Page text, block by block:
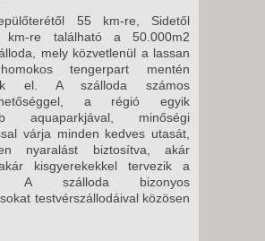
55 km-re, Sidetől
re található a 50.000m2
mely közvetlenül a lassan
tengerpart mentén
el. A szálloda számos
a régió egyik
aquaparkjával, minőségi
várja minden kedves utasát,
nyaralást biztosítva, akár
kisgyerekekkel tervezik a
A szálloda bizonyos
testvérszállodáival közösen